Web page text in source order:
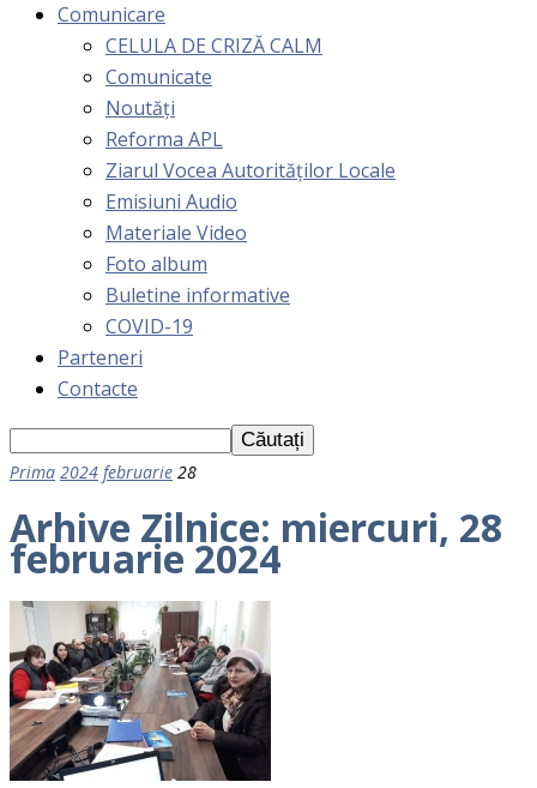
Comunicare
CELULA DE CRIZĂ CALM
Comunicate
Noutăți
Reforma APL
Ziarul Vocea Autorităților Locale
Emisiuni Audio
Materiale Video
Foto album
Buletine informative
COVID-19
Parteneri
Contacte
Prima 2024 februarie 28
Arhive Zilnice: miercuri, 28
februarie 2024